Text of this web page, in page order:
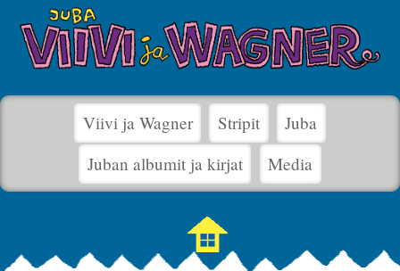
Viivi ja Wagner Stripit
Juba
Juban albumit ja kirjat
Media